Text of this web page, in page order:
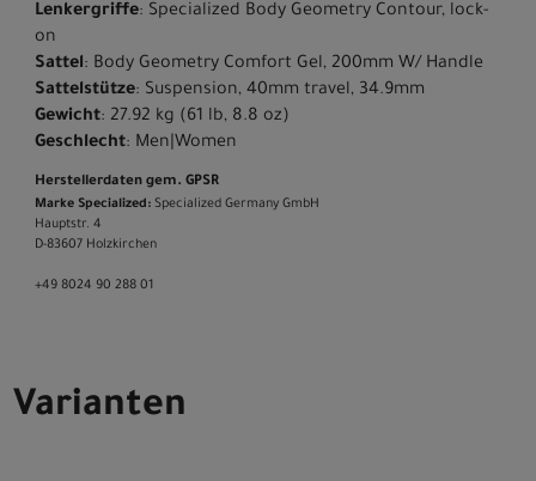
Lenkergriffe: Specialized Body Geometry Contour, lock-
on
Sattel: Body Geometry Comfort Gel, 200mm W/ Handle
Sattelstütze: Suspension, 40mm travel, 34.9mm
Gewicht: 27.92 kg (61 lb, 8.8 oz)
Geschlecht: Men|Women
Herstellerdaten gem. GPSR
Marke Specialized: Specialized Germany GmbH
Hauptstr. 4
D-83607 Holzkirchen
+49 8024 90 288 01
Varianten